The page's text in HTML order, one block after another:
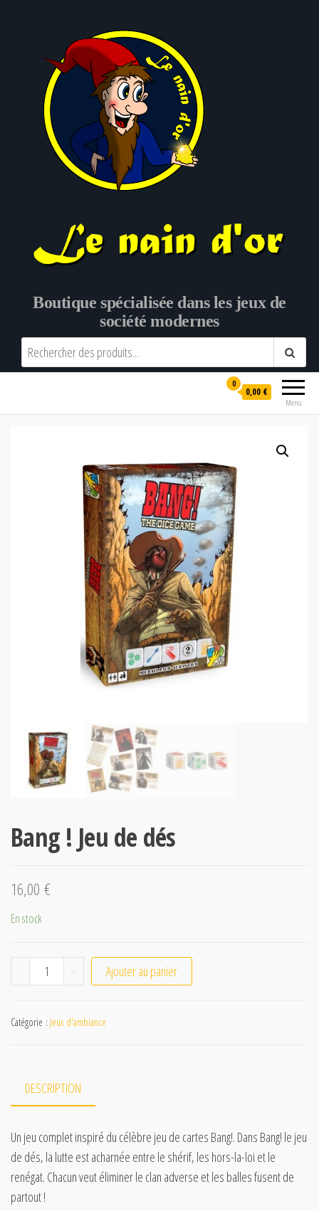
Boutique spécialisée dans les jeux de
société modernes
Menu
0
0,00 €
Bang ! Jeu de dés
16,00 €
En stock
quantité de Bang ! Jeu de dés
Ajouter au panier
Catégorie : Jeux d'ambiance
DESCRIPTION
Un jeu complet inspiré du célèbre jeu de cartes Bang!. Dans Bang! le jeu
de dés, la lutte est acharnée entre le shérif, les hors-la-loi et le
renégat. Chacun veut éliminer le clan adverse et les balles fusent de
partout !